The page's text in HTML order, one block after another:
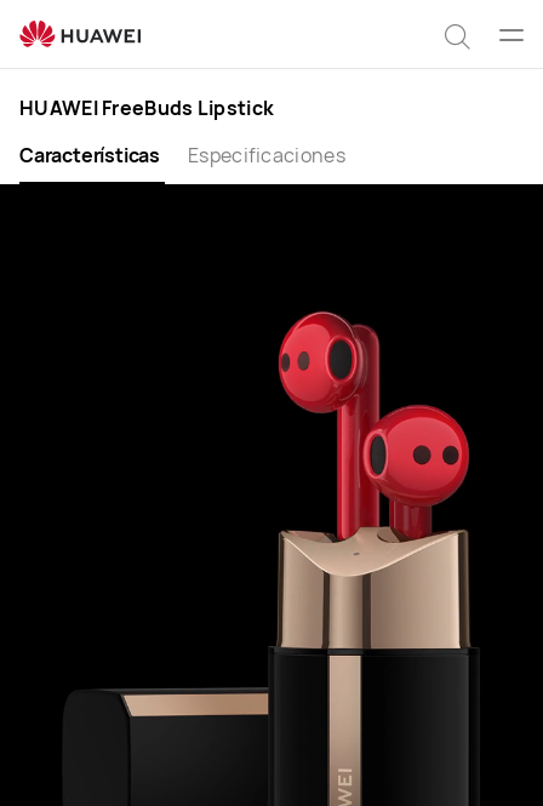
HUAWEI
FreeBuds
Lipstick
Abrir
HUAWEI FreeBuds Lipstick
Características
Especificaciones